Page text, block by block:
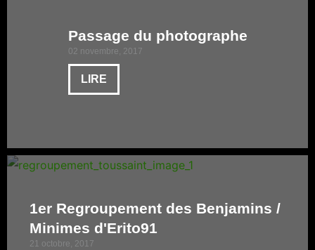
Passage du photographe
02 novembre, 2017
LIRE
1er Regroupement des Benjamins /
Minimes d'Erito91
21 octobre, 2017